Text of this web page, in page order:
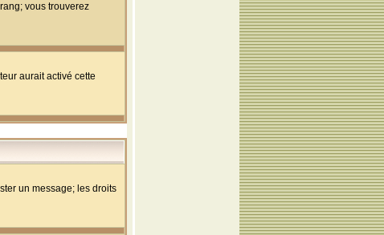
vous trouverez
aurait activé cette
un message; les droits